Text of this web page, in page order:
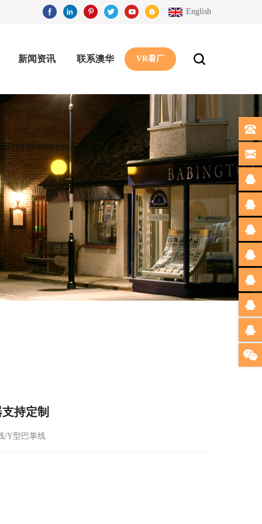
English
VR看厂
新闻资讯 联系澳华
持定制
/Y型巴掌线